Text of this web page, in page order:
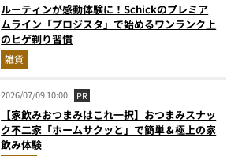
ルーティンが感動体験に！Schickのプレミア
ムライン「プロジスタ」で始めるワンランク上
のヒゲ剃り習慣
雑貨
2026/07/09 10:00 PR
【家飲みおつまみはこれ一択】おつまみスナッ
ク不二家「ホームサクッと」で簡単＆極上の家
飲み体験